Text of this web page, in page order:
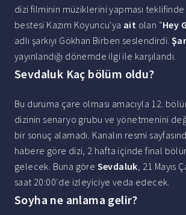
dizi filminin müziklerini yapması
bestesi Kazım Koyuncu'ya ait olan “Hey
adlı şarkıyı Gökhan Birben seslendirdi.
yayınlandığı dönemde ilgi ile karşılandı.
Sevdaluk Kaç bölüm oldu?
Bu duruma çare olması amacıyla 12.
dizinin senaryo grubu ve yönetmenini
bir sonuç alamadı. Kanalın resmi
habere göre dizi, 2 hafta içinde final
gelecek. Buna göre Sevdaluk, 21 Mayıs
saat 20:00′de izleyiciye veda edecek.
Soyha ne anlama gelir?